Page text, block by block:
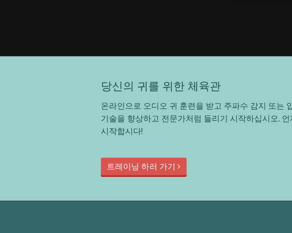
당신의 귀를 위한 체육관
온라인으로 오디오 귀 훈련을 받고 주파수 감지 또는
기술을 향상하고 전문가처럼 들리기 시작하십시오.
시작합시다!
트레이닝 하러 가기